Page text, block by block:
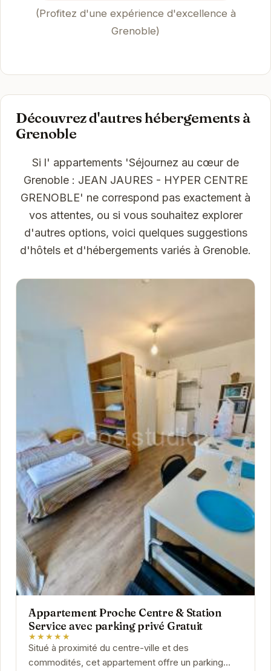
(Profitez d'une expérience d'excellence à
Grenoble)
Découvrez d'autres hébergements à
Grenoble
Si l' appartements 'Séjournez au cœur de
Grenoble : JEAN JAURES - HYPER CENTRE
GRENOBLE' ne correspond pas exactement à
vos attentes, ou si vous souhaitez explorer
d'autres options, voici quelques suggestions
d'hôtels et d'hébergements variés à Grenoble.
Appartement Proche Centre & Station
Service avec parking privé Gratuit
★★★★★
Situé à proximité du centre-ville et des
commodités, cet appartement offre un parking